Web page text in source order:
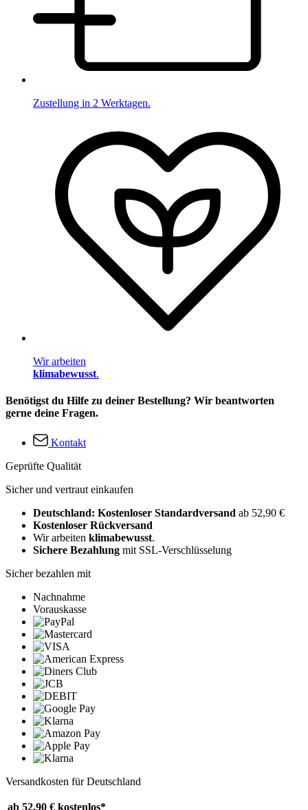
Zustellung in 2 Werktagen.
Wir arbeiten
klimabewusst.
Benötigst du Hilfe zu deiner Bestellung? Wir beantworten
gerne deine Fragen.
Kontakt
Geprüfte Qualität
Sicher und vertraut einkaufen
Deutschland: Kostenloser Standardversand ab 52,90 €
Kostenloser Rückversand
Wir arbeiten klimabewusst.
Sichere Bezahlung mit SSL-Verschlüsselung
Sicher bezahlen mit
Nachnahme
Vorauskasse
Versandkosten für Deutschland
ab 52,90 € kostenlos*